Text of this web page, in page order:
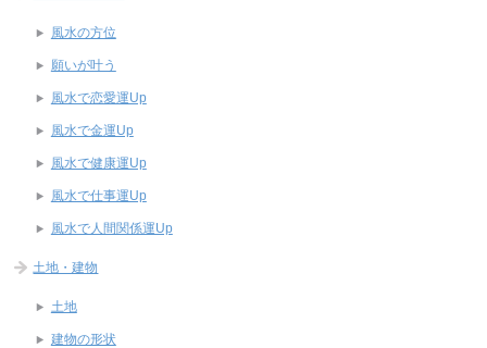
風水の方位
願いが叶う
風水で恋愛運Up
風水で金運Up
風水で健康運Up
風水で仕事運Up
風水で人間関係運Up
土地・建物
土地
建物の形状